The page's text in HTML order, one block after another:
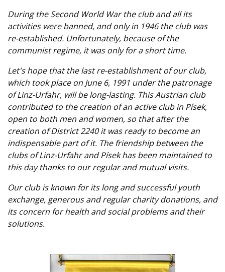
During the Second World War the club and all its
activities were banned, and only in 1946 the club was
re-established. Unfortunately, because of the
communist regime, it was only for a short time.
Let's hope that the last re-establishment of our club,
which took place on June 6, 1991 under the patronage
of Linz-Urfahr, will be long-lasting. This Austrian club
contributed to the creation of an active club in Písek,
open to both men and women, so that after the
creation of District 2240 it was ready to become an
indispensable part of it. The friendship between the
clubs of Linz-Urfahr and Písek has been maintained to
this day thanks to our regular and mutual visits.
Our club is known for its long and successful youth
exchange, generous and regular charity donations, and
its concern for health and social problems and their
solutions.